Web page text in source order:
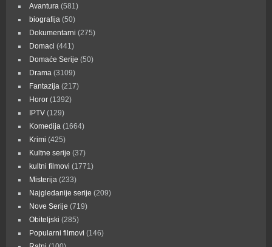
Avantura (581)
biografija (50)
Dokumentarni (275)
Domaci (441)
Domaće Serije (50)
Drama (3109)
Fantazija (217)
Horor (1392)
IPTV (129)
Komedija (1664)
Krimi (425)
Kultne serije (37)
kultni filmovi (1771)
Misterija (233)
Najgledanije serije (209)
Nove Serije (719)
Obiteljski (285)
Popularni filmovi (146)